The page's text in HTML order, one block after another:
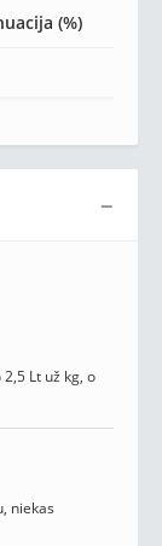
(%)
−
Lt už kg, o
niekas